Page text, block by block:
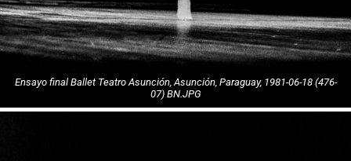
Ensayo final Ballet Teatro Asunción, Asunción, Paraguay, 1981-06-18 (476-
07) BN.JPG